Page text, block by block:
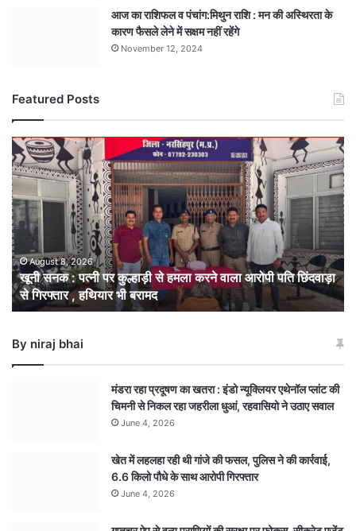
आज का राशिफल व पंचांग:मिथुन राशि : मन की अस्थिरता के
कारण फैसले लेने में सक्षम नहीं रहेंगे
November 12, 2024
Featured Posts
खूनी
सनक
:
पत्नी
पर
कुल्हाड़ी
से
हमला
करने
वाला
आरोपी
छिंदवाड़ा
August 8, 2026
खूनी सनक : पत्नी पर कुल्हाड़ी से हमला करने वाला आरोपी पति छिंदवाड़ा
से गिरफ्तार , हथियार भी बरामद
By niraj bhai
मंडरा रहा प्रदूषण का खतरा : इंडो न्यूक्लियर एथेनॉल प्लांट की
चिमनी से निकल रहा जहरीला धुआं, रहवासियो ने उठाए सवाल
June 4, 2026
खेत में लहलहा रही थी गांजे की फसल, पुलिस ने की कार्रवाई,
6.6 किलो पौधे के साथ आरोपी गिरफ्तार
June 4, 2026